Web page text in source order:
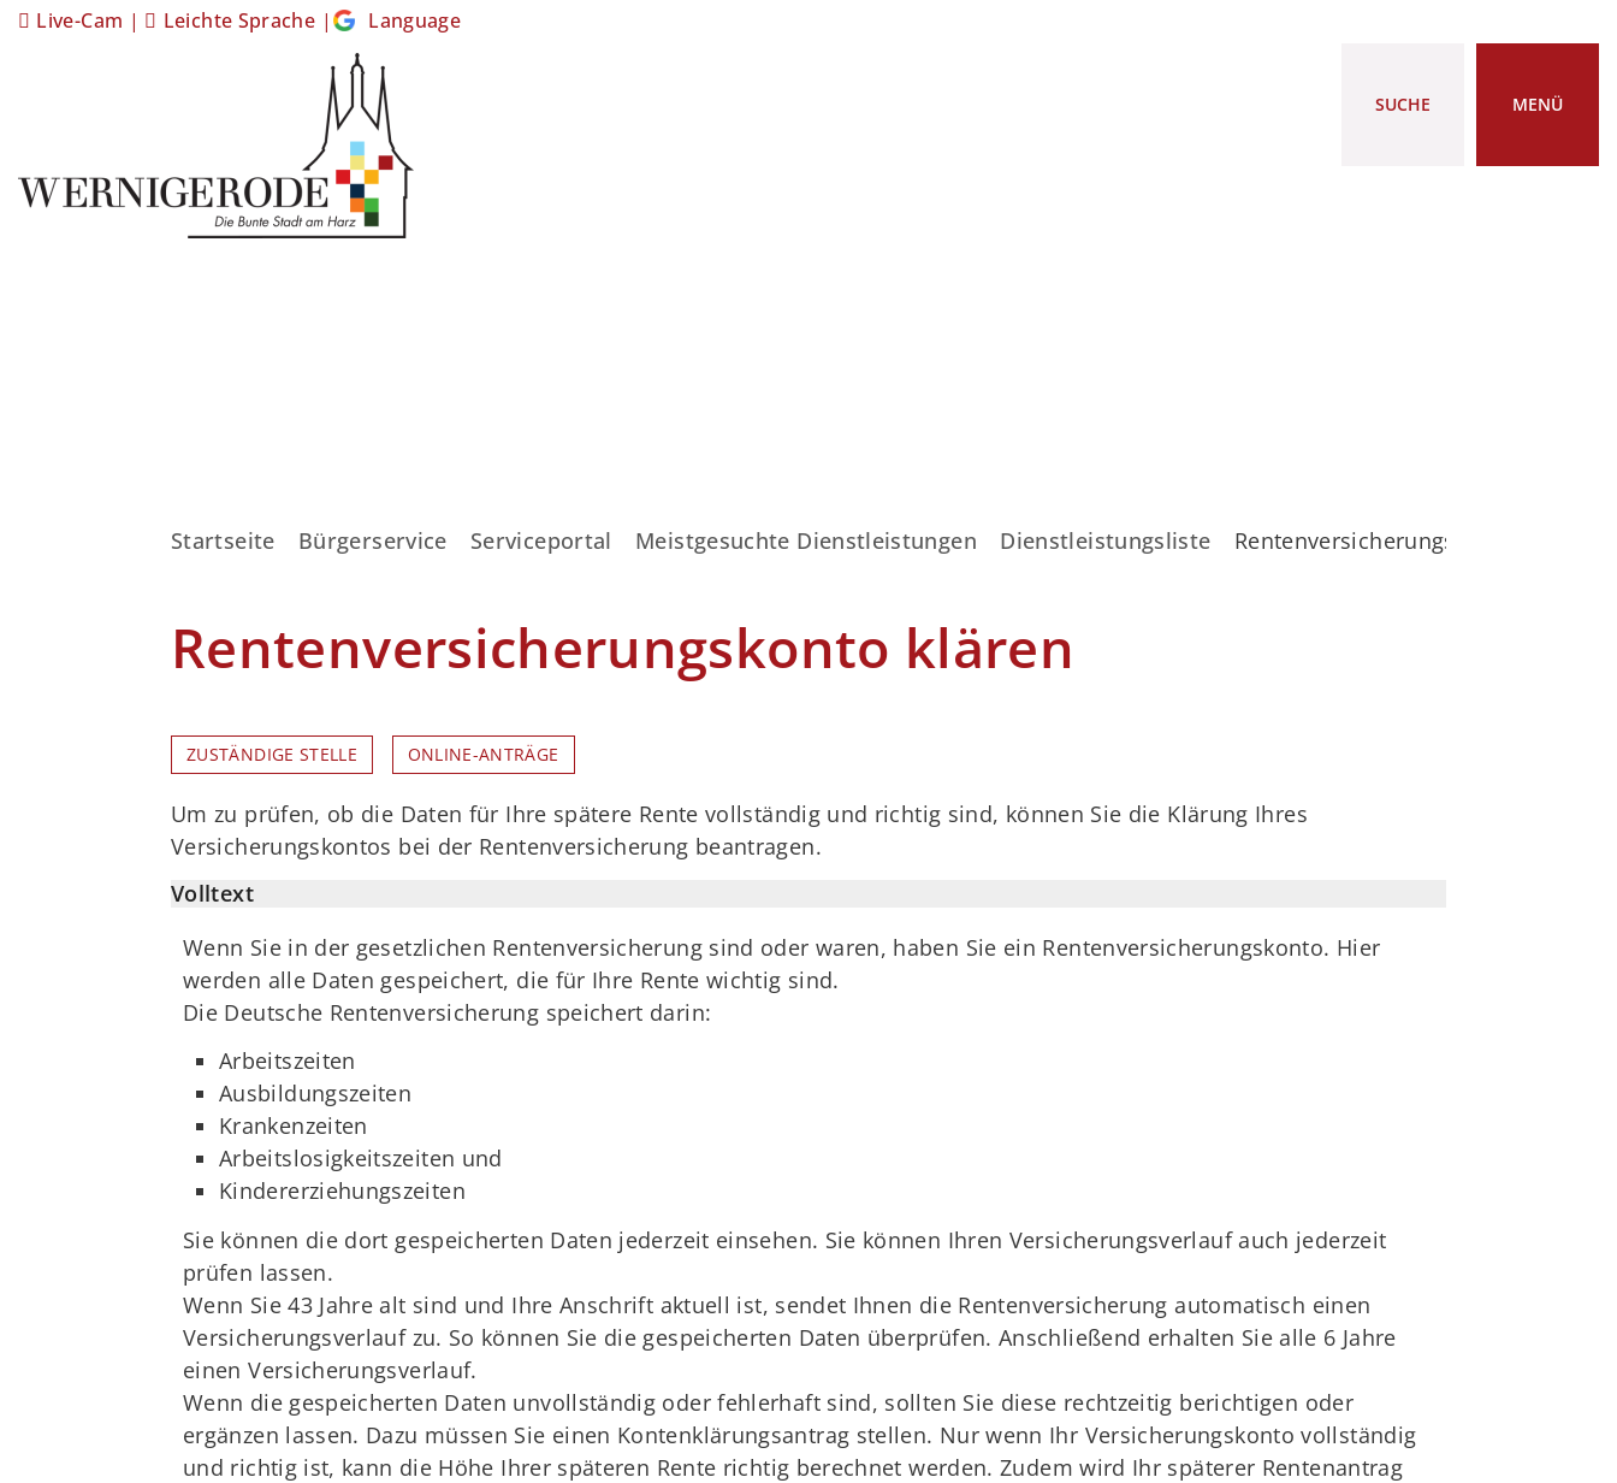
Live-Cam | Leichte Sprache | Language
SUCHE MENÜ
Startseite Bürgerservice Serviceportal Meistgesuchte Dienstleistungen Dienstleistungsliste Rentenversicherungskonto klären
Rentenversicherungskonto klären
ZUSTÄNDIGE STELLE ONLINE-ANTRÄGE
Um zu prüfen, ob die Daten für Ihre spätere Rente vollständig und richtig sind, können Sie die Klärung Ihres
Versicherungskontos bei der Rentenversicherung beantragen.
Volltext
Wenn Sie in der gesetzlichen Rentenversicherung sind oder waren, haben Sie ein Rentenversicherungskonto. Hier
werden alle Daten gespeichert, die für Ihre Rente wichtig sind.
Die Deutsche Rentenversicherung speichert darin:
Arbeitszeiten
Ausbildungszeiten
Krankenzeiten
Arbeitslosigkeitszeiten und
Kindererziehungszeiten
Sie können die dort gespeicherten Daten jederzeit einsehen. Sie können Ihren Versicherungsverlauf auch jederzeit
prüfen lassen.
Wenn Sie 43 Jahre alt sind und Ihre Anschrift aktuell ist, sendet Ihnen die Rentenversicherung automatisch einen
Versicherungsverlauf zu. So können Sie die gespeicherten Daten überprüfen. Anschließend erhalten Sie alle 6 Jahre
einen Versicherungsverlauf.
Wenn die gespeicherten Daten unvollständig oder fehlerhaft sind, sollten Sie diese rechtzeitig berichtigen oder
ergänzen lassen. Dazu müssen Sie einen Kontenklärungsantrag stellen. Nur wenn Ihr Versicherungskonto vollständig
und richtig ist, kann die Höhe Ihrer späteren Rente richtig berechnet werden. Zudem wird Ihr späterer Rentenantrag